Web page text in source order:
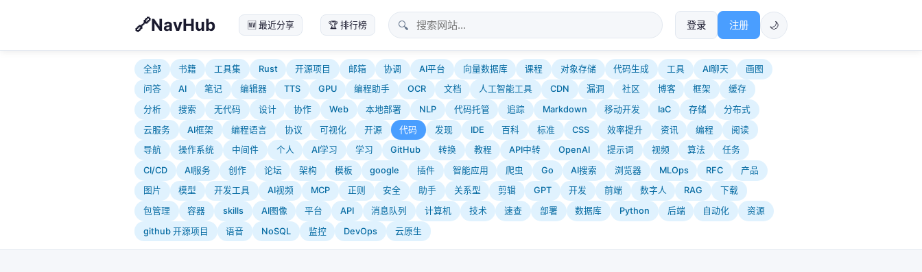
NavHub 🆕 最近分享 🏆 排行榜 🔍 登录 注册 🌙
全部 书籍 工具集 Rust 开源项目 邮箱 协调 AI平台 向量数据库 课程 对象存储 代码生成 工具 AI聊天
画图
问答
AI 笔记 编辑器 TTS GPU 编程助手 OCR 文档 人工智能工具 CDN 漏洞 社区 博客 框架
缓存
分析
搜索 无代码 设计 协作 Web 本地部署 NLP 代码托管 追踪 Markdown 移动开发 IaC 存储
分布式
云服务
AI框架 编程语言 协议 可视化 开源 代码 发现 IDE 百科 标准 CSS 效率提升 资讯 编程
阅读
导航
操作系统 中间件 个人 AI学习 学习 GitHub 转换 教程 API中转 OpenAI 提示词 视频 算法
任务
CI/CD
AI服务 创作 论坛 架构 模板 google 插件 智能应用 爬虫 Go AI搜索 浏览器 MLOps RFC
产品
图片
模型 开发工具 AI视频 MCP 正则 安全 助手 关系型 剪辑 GPT 开发 前端 数字人 RAG
下载
包管理
容器 skills AI图像 平台 API 消息队列 计算机 技术 速查 部署 数据库 Python 后端 自动化
资源
github 开源项目
语音 NoSQL 监控 DevOps 云原生